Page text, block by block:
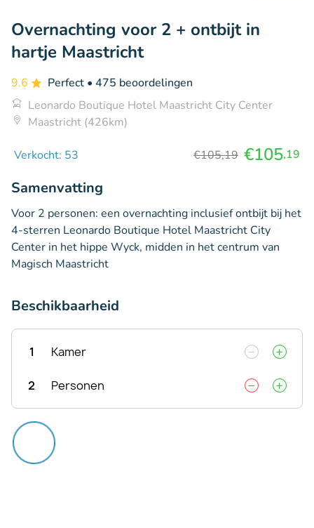
Overnachting voor 2 + ontbijt in
hartje Maastricht
9.6 Perfect • 475 beoordelingen
Leonardo Boutique Hotel Maastricht City Center
Maastricht (426km)
Verkocht: 53 €105,19 €105,19
Samenvatting
Voor 2 personen: een overnachting inclusief ontbijt bij het
4-sterren Leonardo Boutique Hotel Maastricht City
Center in het hippe Wyck, midden in het centrum van
Magisch Maastricht
Beschikbaarheid
1 Kamer
2 Personen